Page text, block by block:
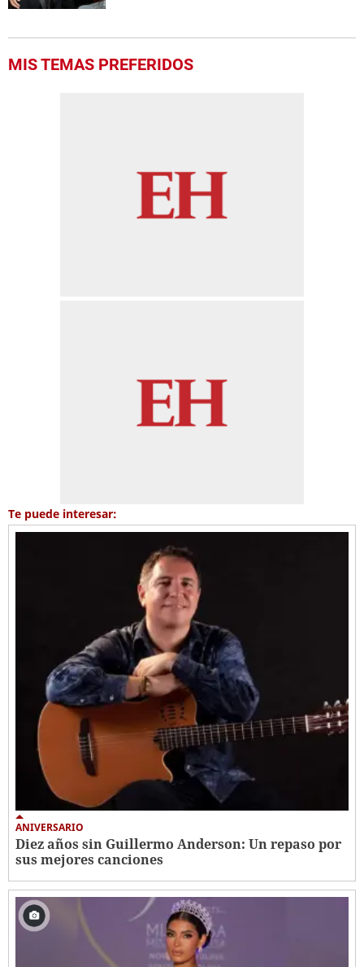
MIS TEMAS PREFERIDOS
Te puede interesar:
ANIVERSARIO
Diez años sin Guillermo Anderson: Un repaso por
sus mejores canciones